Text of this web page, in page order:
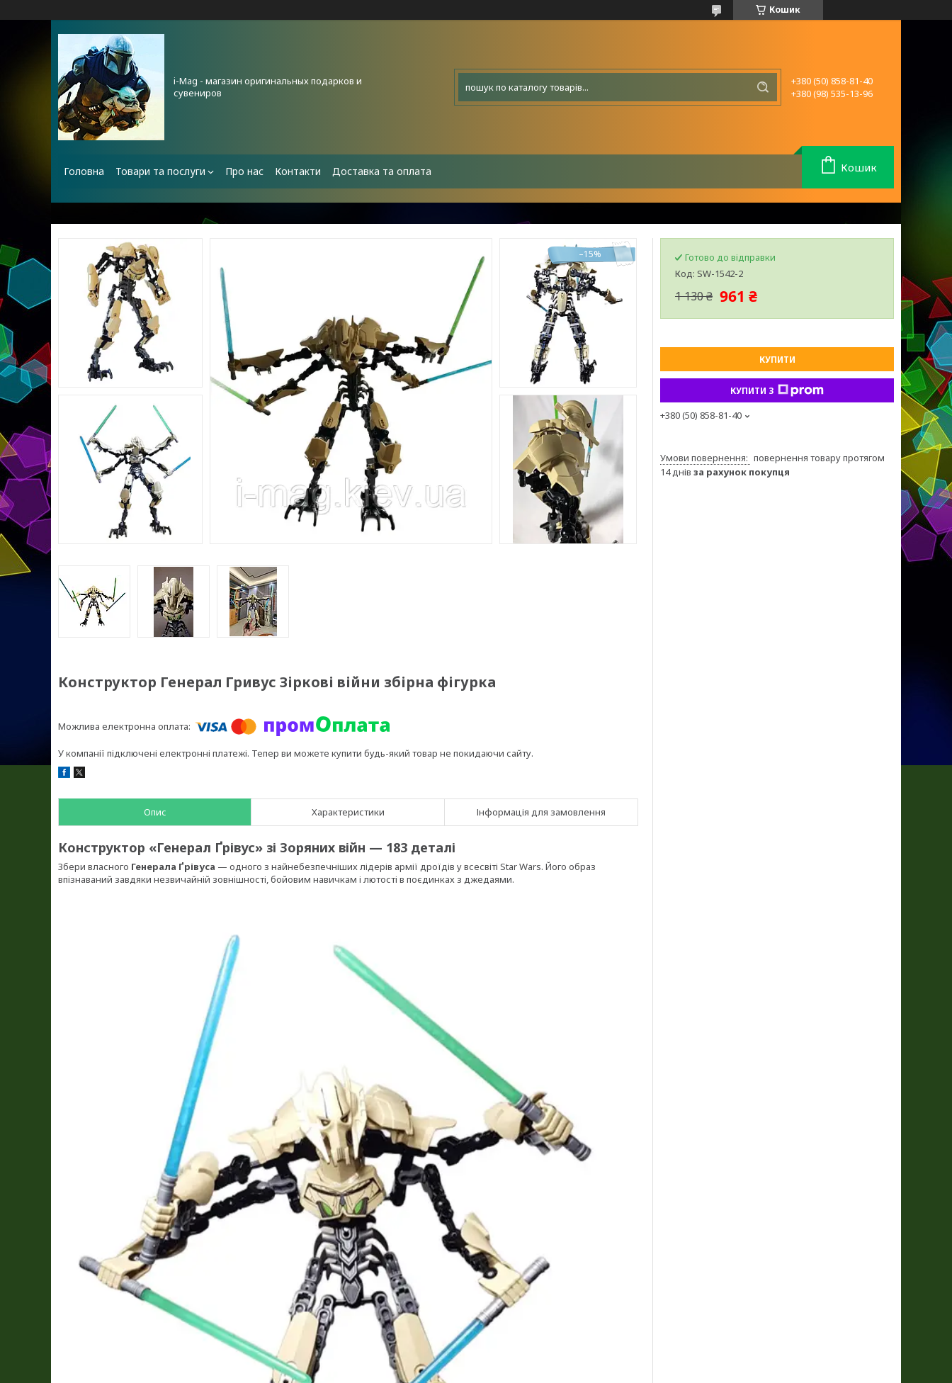
Кошик
i-Mag - магазин оригинальных подарков и
сувениров
+380 (50) 858-81-40
+380 (98) 535-13-96
Головна Товари та послуги Про нас Контакти Доставка та оплата Кошик
–15%
Конструктор Генерал Гривус Зіркові війни збірна фігурка
У компанії підключені електронні платежі. Тепер ви можете купити будь-який товар не покидаючи сайту.
Опис Характеристики Інформація для замовлення
Конструктор «Генерал Ґрівус» зі Зоряних війн — 183 деталі
Збери власного Генерала Ґрівуса — одного з найнебезпечніших лідерів армії дроїдів у всесвіті Star Wars. Його образ
впізнаваний завдяки незвичайній зовнішності, бойовим навичкам і лютості в поєдинках з джедаями.
Готово до відправки
Код: SW-1542-2
1 130 ₴ 961 ₴
КУПИТИ
КУПИТИ З
+380 (50) 858-81-40
повернення товару протягом
14 днів за рахунок покупця